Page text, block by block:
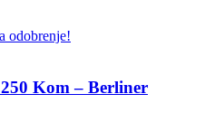
odobrenje!
Kom – Berliner